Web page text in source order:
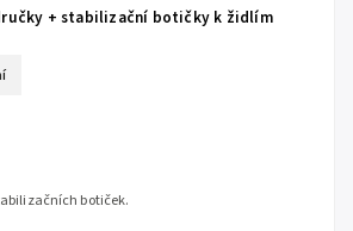
+ stabilizační botičky k židlím
botiček.